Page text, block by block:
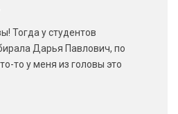
Тогда у студентов
Дарья Павлович, по
то у меня из головы это